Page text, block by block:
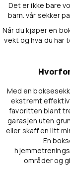
Det er ikke bare
barn. vår sekker
Når du kjøper en
vekt og hva du har
Med en
ekstremt
favoritten blant
garasjen uten
eller skaff en litt
En
områder og